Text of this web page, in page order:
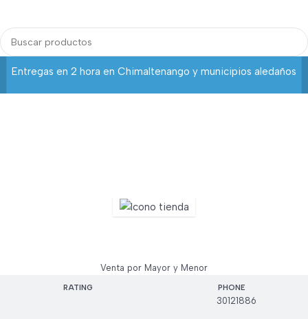
Entregas en 2 hora en Chimaltenango y municipios aledaños
Venta por Mayor y Menor
RATING PHONE
30121886